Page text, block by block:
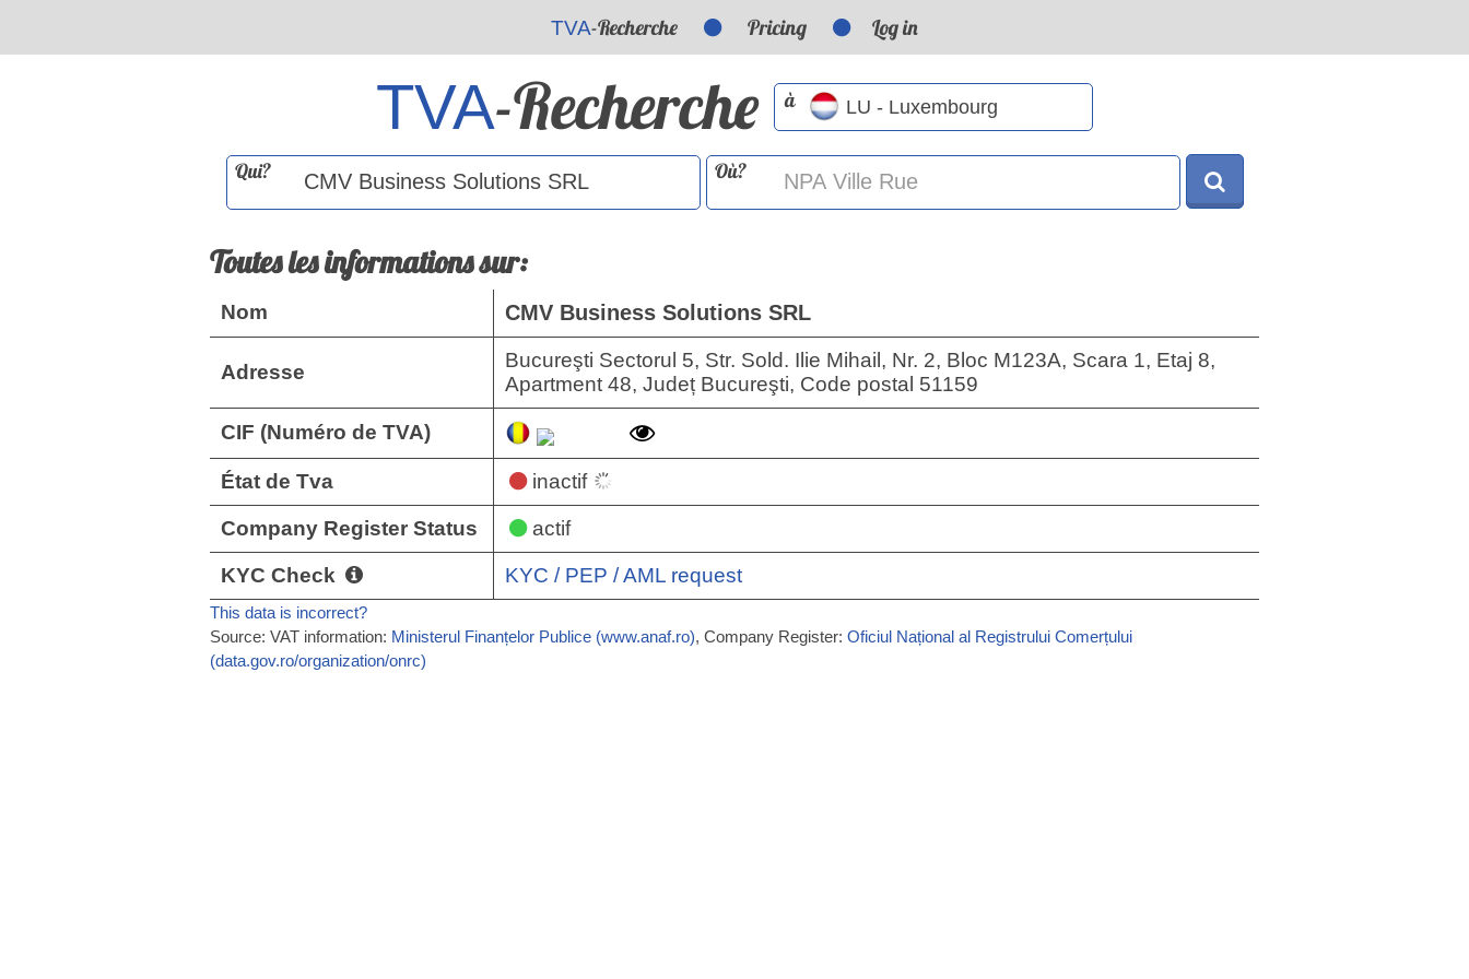
TVA-Recherche Pricing Log in
TVA-Recherche à
Qui? Où?
Toutes les informations sur:
Nom CMV Business Solutions SRL
Adresse
Bucureşti Sectorul 5, Str. Sold. Ilie Mihail, Nr. 2, Bloc M123A, Scara 1, Etaj 8,
Apartment 48, Județ Bucureşti, Code postal 51159
CIF (Numéro de TVA)
État de Tva inactif
Company Register Status actif
KYC Check KYC / PEP / AML request
This data is incorrect?
Source: VAT information: Ministerul Finanțelor Publice (www.anaf.ro), Company Register: Oficiul Național al Registrului Comerțului
(data.gov.ro/organization/onrc)